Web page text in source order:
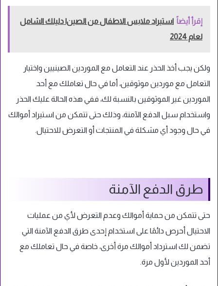
إقرأ أيضاً استيراد ملابس الاطفال من الصين| دليلك الشامل
لعام 2024
ولكن يجب أخذ الحذر عند التعامل مع الموردين الصينيين واختيار
التعامل مع موردين موثوقين، أما في حال تعاملك مع أحد
الموردين غير الموثوقين بالنسبة لك، ففي هذه الحالة عليك الحذر
واستخدام سبل الدفع الآمنة، وذلك حتى تتمكن من استيراد أموالك
في حال وجود أي مشكلة في المنتجات أو التعرض للاحتيال.
طرق الدفع الآمنة
حتى تتمكن من حماية أموالك وعدم التعرض لأي من عمليات
الاحتيال أحرص دائمًا على استخدام إحدى طرق الدفع الآمنة التي
تضمن لك استرداد أموالك مرة أخرى، خاصة في حال تعاملك مع
أحد الموردين لأول مرة.